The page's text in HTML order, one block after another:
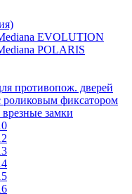
EVOLUTION
POLARIS
противопож. дверей
роликовым фиксатором
замки